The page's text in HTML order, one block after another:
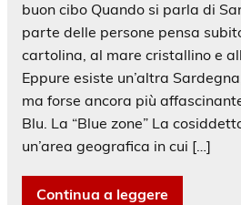
buon cibo Quando si parla di
parte delle persone pensa
cartolina, al mare cristallino e
Eppure esiste un’altra
ma forse ancora più
Blu. La “Blue zone” La
un’area geografica in cui […]
Continua a leggere